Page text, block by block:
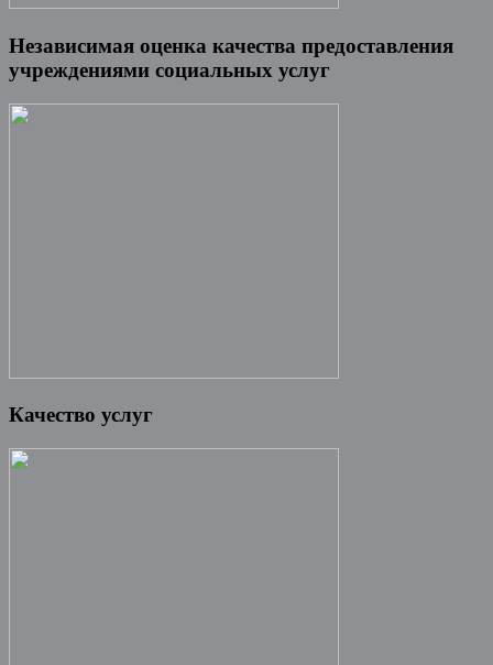
Независимая оценка качества предоставления
учреждениями социальных услуг
Качество услуг